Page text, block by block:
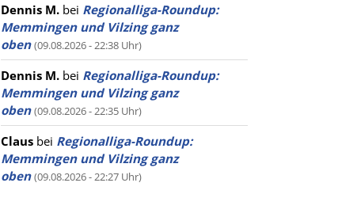
Dennis M. bei Regionalliga-Roundup:
Memmingen und Vilzing ganz
oben (09.08.2026 - 22:38 Uhr)
Dennis M. bei Regionalliga-Roundup:
Memmingen und Vilzing ganz
oben (09.08.2026 - 22:35 Uhr)
Claus bei Regionalliga-Roundup:
Memmingen und Vilzing ganz
oben (09.08.2026 - 22:27 Uhr)